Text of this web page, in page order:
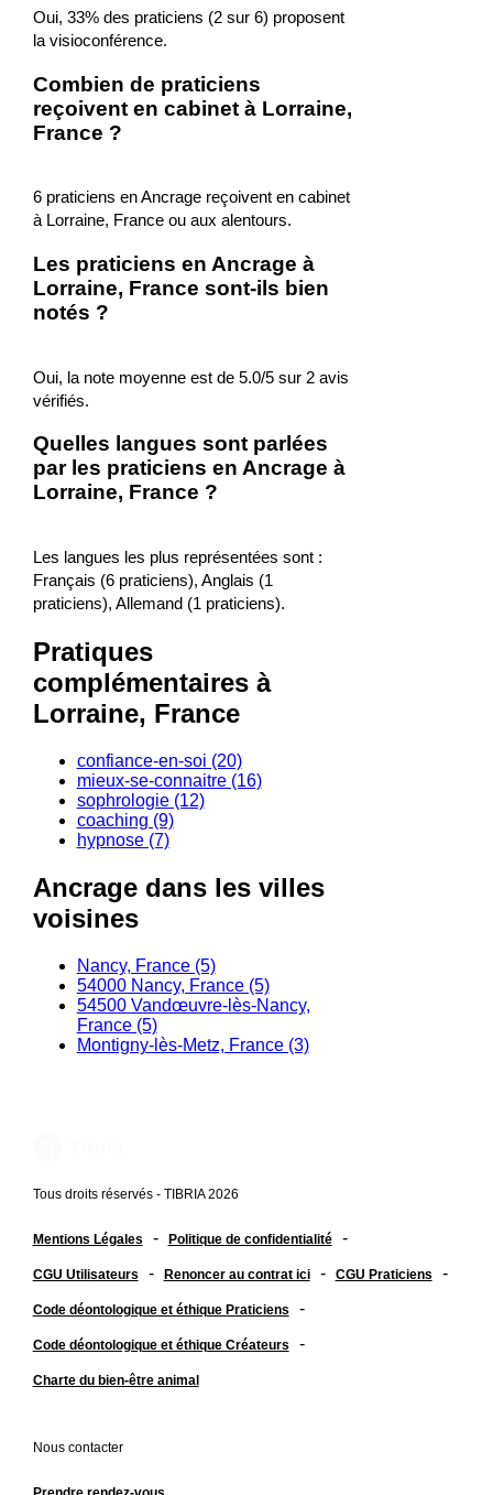
Oui, 33% des praticiens (2 sur 6) proposent
la visioconférence.
Combien de praticiens
reçoivent en cabinet à Lorraine,
France ?
6 praticiens en Ancrage reçoivent en cabinet
à Lorraine, France ou aux alentours.
Les praticiens en Ancrage à
Lorraine, France sont-ils bien
notés ?
Oui, la note moyenne est de 5.0/5 sur 2 avis
vérifiés.
Quelles langues sont parlées
par les praticiens en Ancrage à
Lorraine, France ?
Les langues les plus représentées sont :
Français (6 praticiens), Anglais (1
praticiens), Allemand (1 praticiens).
Pratiques
complémentaires à
Lorraine, France
confiance-en-soi (20)
mieux-se-connaitre (16)
sophrologie (12)
coaching (9)
hypnose (7)
Ancrage dans les villes
voisines
Nancy, France (5)
54000 Nancy, France (5)
54500 Vandœuvre-lès-Nancy,
France (5)
Montigny-lès-Metz, France (3)
Tous droits réservés - TIBRIA 2026
Mentions Légales - Politique de confidentialité -
CGU Utilisateurs - Renoncer au contrat ici - CGU Praticiens -
Code déontologique et éthique Praticiens -
Code déontologique et éthique Créateurs -
Charte du bien-être animal
Nous contacter